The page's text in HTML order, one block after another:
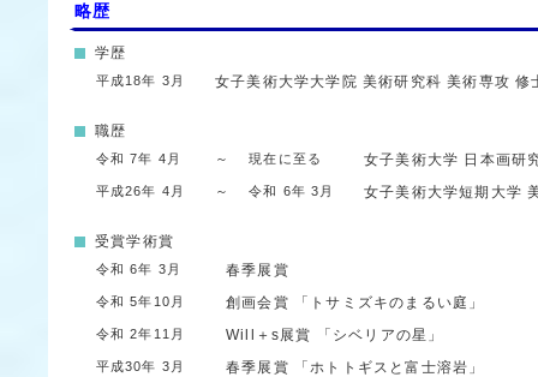
略歴
学歴
平成18年 3月 女子美術大学大学院 美術研究科美術専攻修
職歴
令和 7年 4月 ～現在に至る 女子美術大学 日本画研
平成26年 4月 ～令和 6年 3月 女子美術大学短期大学
受賞学術賞
令和 6年 3月 春季展賞
令和 5年10月 創画会賞 「トサミズキのまるい庭」
令和 2年11月 Will＋s展賞 「シベリアの星」
平成30年 3月 春季展賞 「ホトトギスと富士溶岩」